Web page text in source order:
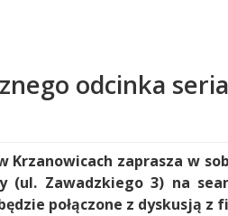
odcinka
Krzanowicach zaprasza w
(ul. Zawadzkiego 3) na
połączone z dyskusją z